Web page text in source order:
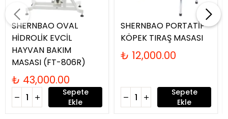
SHERNBAO OVAL
HİDROLİK EVCİL
HAYVAN BAKIM
MASASI (FT-806R)
₺ 43,000.00
Sepete
Ekle
SHERNBAO PORTATİF
KÖPEK TIRAŞ MASASI
₺ 12,000.00
Sepete
Ekle